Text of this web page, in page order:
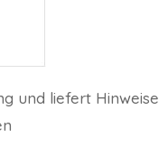
und liefert Hinweise